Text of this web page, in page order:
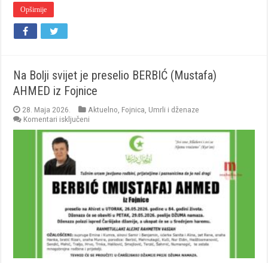
Opširnije
Na Bolji svijet je preselio BERBIĆ (Mustafa)
AHMED iz Fojnice
28. Maja 2026. Aktuelno, Fojnica, Umrli i dženaze
Komentari isključeni
Na
BERBIĆ
(Mustafa)
AHMED
iz
Fojnice